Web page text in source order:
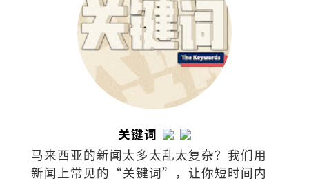
关键词
马来西亚的新闻太多太乱太复杂？我们用
新闻上常见的“关键词”，让你短时间内